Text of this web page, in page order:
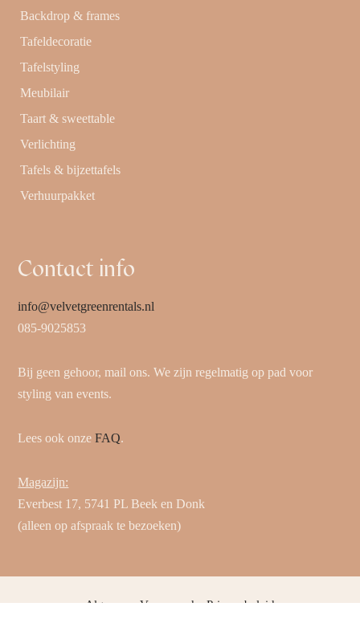
Backdrop & frames
Tafeldecoratie
Tafelstyling
Meubilair
Taart & sweettable
Verlichting
Tafels & bijzettafels
Verhuurpakket
Contact info
info@velvetgreenrentals.nl
085-9025853
Bij geen gehoor, mail ons. We zijn regelmatig op pad voor
styling van events.
Lees ook onzeFAQ.
Magazijn:
Everbest 17, 5741 PL Beek en Donk
(alleen op afspraak te bezoeken)
Algemene VoorwaardenPrivacybeleid